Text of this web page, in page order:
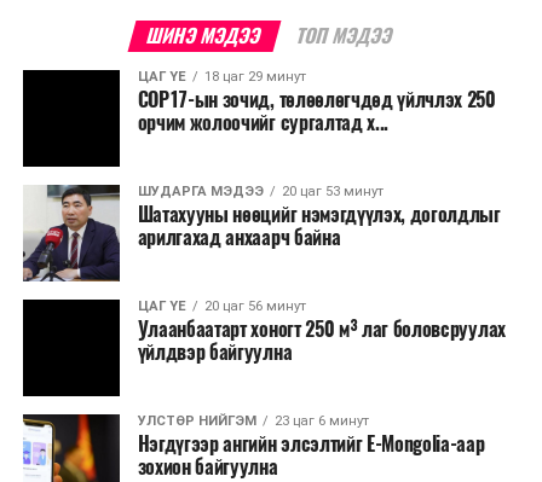
шийдвэртэйгээс бусад хурал, зөвлөгөөн, ой,
тэмдэглэлт өдөр, найр наадам, соёлын арга
Урьдчилан төлөвлөсөн төрийн өндөр албан
тушаалтны томилолтоос бусад гадаад
томилолт, гадаадын зочин хүлээн авах зардал;
Зайлшгүй шаардлагагүй тоног төхөөрөмж,
тавилга, автомашин худалдан авах;
Батлан хамгаалах, хууль зүйн салбараас бусад
Хуулиар заавал мэдээлэхээс бусад кино,
контент, хэвлэлийн зардал;
ШИНЭ МЭДЭЭ ТОП МЭДЭЭ
ЦАГ ҮЕ 18 цаг 29 минут
COP17-ын зочид, төлөөлөгчдөд үйлчлэх 250
орчим жолоочийг сургалтад х...
ШУДАРГА МЭДЭЭ 20 цаг 53 минут
Шатахууны нөөцийг нэмэгдүүлэх, доголдлыг
арилгахад анхаарч байна
ЦАГ ҮЕ 20 цаг 56 минут
Улаанбаатарт хоногт 250 м³ лаг боловсруулах
үйлдвэр байгуулна
УЛСТӨР НИЙГЭМ 23 цаг 6 минут
Нэгдүгээр ангийн элсэлтийг E-Mongolia-аар
зохион байгуулна